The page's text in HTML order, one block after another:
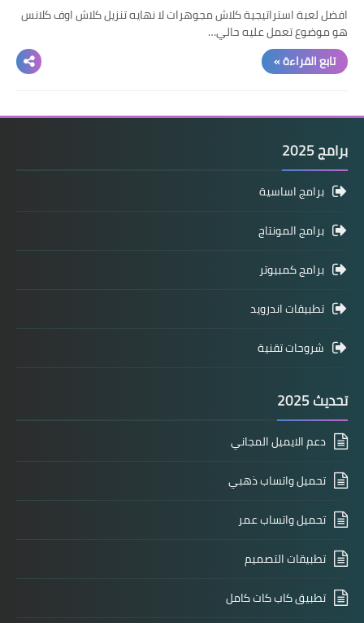
افضل لعبة استراتيجية كلاش مجوهرات لا نهايه تنزيل كلاش اوف كلانس
هو موضوع تعمل عليه حالي…
تابع القراءة »
برامج 2025
برامج اساسية
برامج المونتاج
برامج كمبيوتر
تطبيقات اندرويد
شروحات تقنية
تحديث 2025
دعم الايميل المجاني
تحميل واتساب ذهبي
تحميل واتساب عمر
تطبيقات التصميم
تطبيق كاب كات كامل